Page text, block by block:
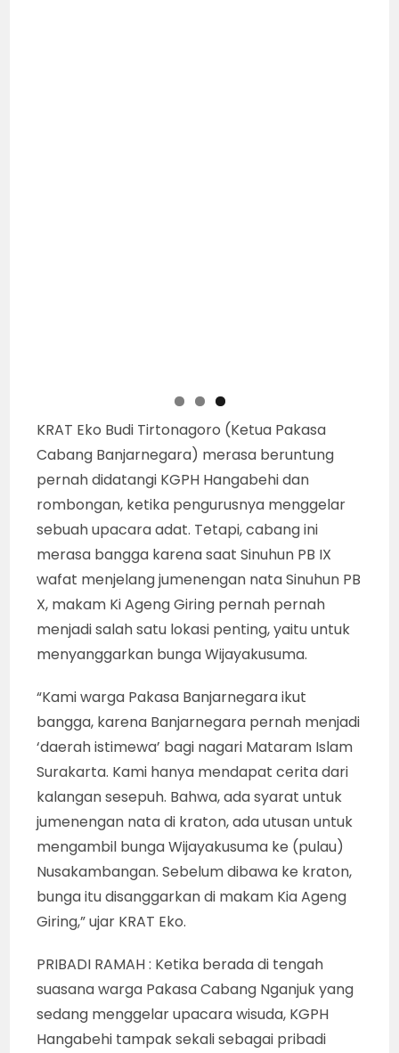
KRAT Eko Budi Tirtonagoro (Ketua Pakasa
Cabang Banjarnegara) merasa beruntung
pernah didatangi KGPH Hangabehi dan
rombongan, ketika pengurusnya menggelar
sebuah upacara adat. Tetapi, cabang ini
merasa bangga karena saat Sinuhun PB IX
wafat menjelang jumenengan nata Sinuhun PB
X, makam Ki Ageng Giring pernah pernah
menjadi salah satu lokasi penting, yaitu untuk
menyanggarkan bunga Wijayakusuma.
“Kami warga Pakasa Banjarnegara ikut
bangga, karena Banjarnegara pernah menjadi
‘daerah istimewa’ bagi nagari Mataram Islam
Surakarta. Kami hanya mendapat cerita dari
kalangan sesepuh. Bahwa, ada syarat untuk
jumenengan nata di kraton, ada utusan untuk
mengambil bunga Wijayakusuma ke (pulau)
Nusakambangan. Sebelum dibawa ke kraton,
bunga itu disanggarkan di makam Kia Ageng
Giring,” ujar KRAT Eko.
PRIBADI RAMAH : Ketika berada di tengah
suasana warga Pakasa Cabang Nganjuk yang
sedang menggelar upacara wisuda, KGPH
Hangabehi tampak sekali sebagai pribadi